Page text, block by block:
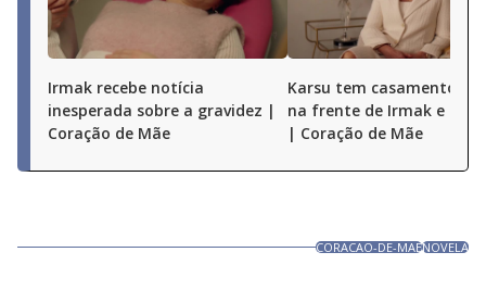
Irmak recebe notícia
inesperada sobre a gravidez |
Coração de Mãe
Karsu tem casamento
na frente de Irmak e dos
| Coração de Mãe
CORACAO-DE-MAENOVELA